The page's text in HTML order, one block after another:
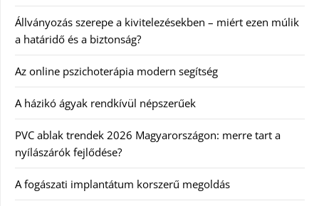
Állványozás szerepe a kivitelezésekben – miért ezen múlik
a határidő és a biztonság?
Az online pszichoterápia modern segítség
A házikó ágyak rendkívül népszerűek
PVC ablak trendek 2026 Magyarországon: merre tart a
nyílászárók fejlődése?
A fogászati implantátum korszerű megoldás